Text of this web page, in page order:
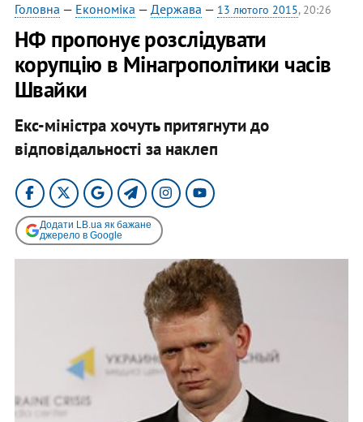
Головна — Економіка — Держава — 13 лютого 2015, 20:26
НФ пропонує розслідувати
корупцію в Мінагрополітики часів
Швайки
Екс-міністра хочуть притягнути до
відповідальності за наклеп
Додати LB.ua як бажане
джерело в Google